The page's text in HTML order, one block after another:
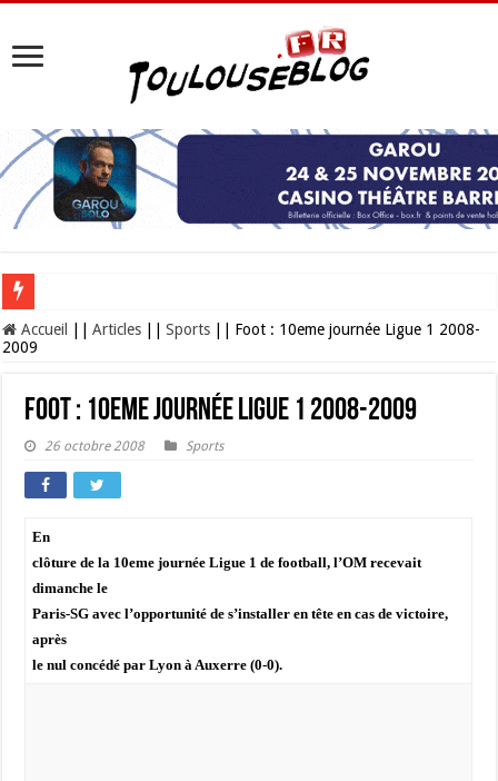
Les Nocturnes de la Cité de l’espace 2026 : l’événement incontournable de
Accueil Articles Sports
Foot : 10eme journée Ligue 1 2008-
2009
Foot : 10eme journée Ligue 1 2008-2009
26 octobre 2008 Sports
En
clôture de la 10eme journée Ligue 1 de football, l’OM recevait
dimanche le
Paris-SG avec l’opportunité de s’installer en tête en cas de victoire,
après
le nul concédé par Lyon à Auxerre (0-0).